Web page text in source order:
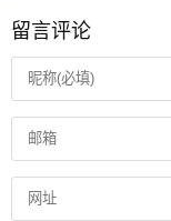
留言评论